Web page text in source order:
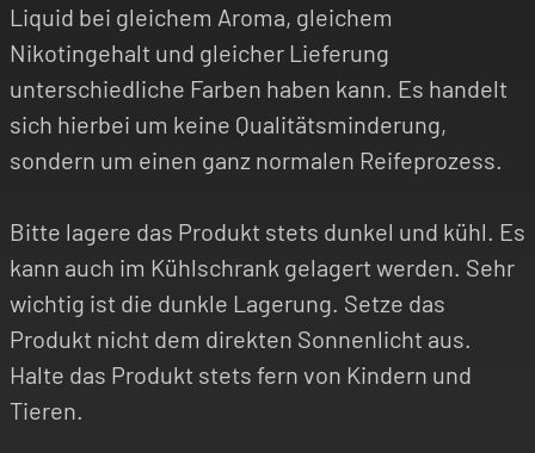
Liquid bei gleichem Aroma, gleichem
Nikotingehalt und gleicher Lieferung
unterschiedliche Farben haben kann. Es handelt
sich hierbei um keine Qualitätsminderung,
sondern um einen ganz normalen Reifeprozess.
Bitte lagere das Produkt stets dunkel und kühl. Es
kann auch im Kühlschrank gelagert werden. Sehr
wichtig ist die dunkle Lagerung. Setze das
Produkt nicht dem direkten Sonnenlicht aus.
Halte das Produkt stets fern von Kindern und
Tieren.